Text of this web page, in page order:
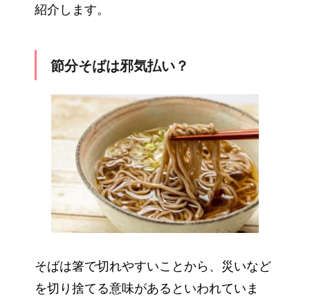
紹介します。
節分そばは邪気払い？
そばは箸で切れやすいことから、災いなど
を切り捨てる意味があるといわれていま